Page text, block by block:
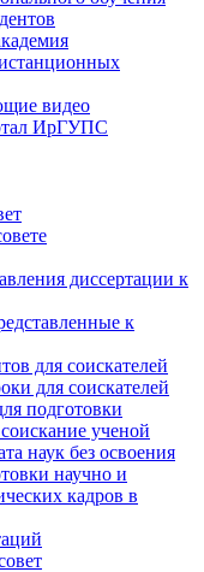
видео
ИрГУПС
диссертации к
к
для соискателей
для соискателей
подготовки
ученой
наук без освоения
научно и
кадров в